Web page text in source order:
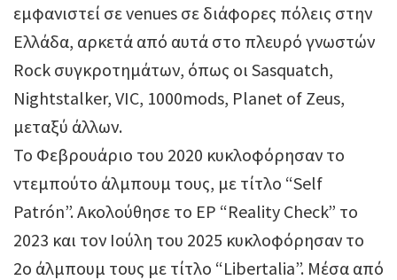
εμφανιστεί σε venues σε διάφορες πόλεις στην
Ελλάδα, αρκετά από αυτά στο πλευρό γνωστών
Rock συγκροτημάτων, όπως οι Sasquatch,
Nightstalker, VIC, 1000mods, Planet of Zeus,
μεταξύ άλλων.
Το Φεβρουάριο του 2020 κυκλοφόρησαν το
ντεμπούτο άλμπουμ τους, με τίτλο “Self
Patrón”. Ακολούθησε το ΕP “Reality Check” το
2023 και τον Ιούλη του 2025 κυκλοφόρησαν το
2ο άλμπουμ τους με τίτλο “Libertalia”. Μέσα από